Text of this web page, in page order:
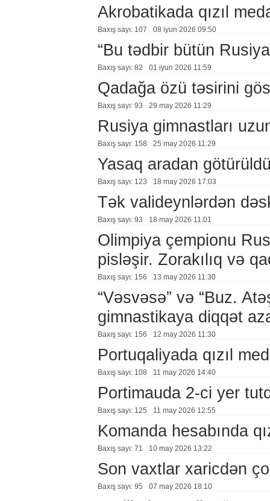
Akrobatikada qızıl
Baxış sayı: 107 08 i̇yun 2026 09:50
“Bu tədbir bütün
Baxış sayı: 82 01 i̇yun 2026 11:59
Qadağa özü təsirini
Baxış sayı: 93 29 may 2026 11:29
Rusiya gimnastları
Baxış sayı: 158 25 may 2026 11:29
Yasaq aradan
Baxış sayı: 123 18 may 2026 17:03
Tək valideynlərdən
Baxış sayı: 93 18 may 2026 11:01
Olimpiya çempionu
pisləşir. Zorakılıq və
Baxış sayı: 156 13 may 2026 11:30
“Vəsvəsə” və “Buz.
gimnastikaya diqqət
Baxış sayı: 156 12 may 2026 11:30
Portuqaliyada qızıl
Baxış sayı: 108 11 may 2026 14:40
Portimauda 2-ci yer
Baxış sayı: 125 11 may 2026 12:55
Komanda hesabında
Baxış sayı: 71 10 may 2026 13:22
Son vaxtlar xaricdən
Baxış sayı: 95 07 may 2026 18:10